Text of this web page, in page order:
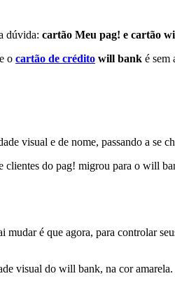
dúvida: cartão Meu pag! e cartão
o cartão de crédito will bank é sem
visual e de nome, passando a se
do pag! migrou para o will
é que agora, para controlar
visual do will bank, na cor amarela.